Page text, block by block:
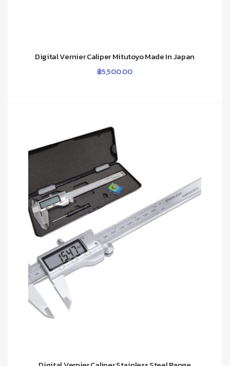
Digital Vernier Caliper Mitutoyo Made In Japan
฿5,500.00